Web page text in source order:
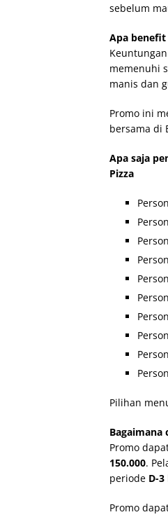
sebelum
Apa benefit
memenuhi
manis dan
Promo ini
bersama di
Apa saja
Pizza
Pilihan
Bagaimana
Promo
150.000.
periode D-3
Promo